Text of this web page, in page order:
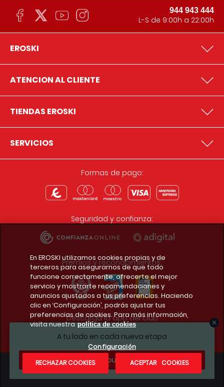
A tu lado en cada nueva etapa
¿Te apuntas?
944 943 444
L-S de 9:00h a 22:00h
EROSKI
ATENCION AL CLIENTE
TIENDAS EROSKI
SERVICIOS
Formas de pago:
Seguridad y confianza:
Premios y reconocimientos:
Descarga la app del club
Condiciones legales
En EROSKI utilizamos cookies propias y de
terceros para asegurarnos de que todo
funcione correctamente, ofrecerte el mejor
servicio y mostrarte recomendaciones y
anuncios ajustados a tus preferencias. Haciendo
clic en ‘Configuración’, podrás ajustar tus
preferencias de cookies. Para más información,
visita nuestra política de cookies
Configuración
RECHAZAR COOKIES
ACEPTAR COOKIES